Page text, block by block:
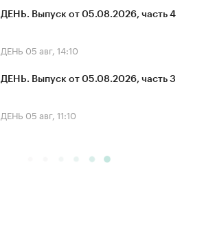
ДЕНЬ. Выпуск от 05.08.2026, часть 4
ДЕНЬ 05 авг, 14:10
ДЕНЬ. Выпуск от 05.08.2026, часть 3
ДЕНЬ 05 авг, 11:10